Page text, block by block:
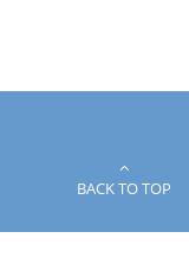
BACK TO TOP